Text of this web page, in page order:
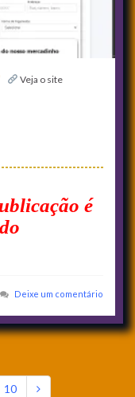
Veja o site
é
Deixe um comentário
10